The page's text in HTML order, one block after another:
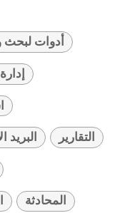
أدوات لبحث
البريد التقارير
المحادثة